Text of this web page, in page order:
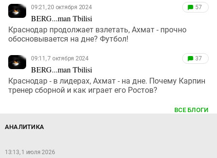
09:21, 20 октября 2024
BERG...man Tbilisi
57
Краснодар продолжает взлетать, Ахмат - прочно
обосновывается на дне? Футбол!
09:11, 7 октября 2024
BERG...man Tbilisi
37
Краснодар - в лидерах, Ахмат - на дне. Почему Карпин
тренер сборной и как играет его Ростов?
ВСЕ БЛОГИ
АНАЛИТИКА
13:13, 1 июля 2026